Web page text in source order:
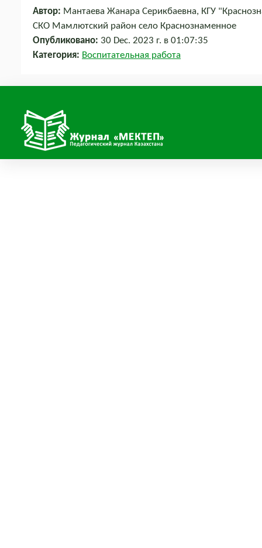
Автор: Мантаева Жанара Серикбаевна, КГУ
СКО Мамлютский район село Краснознаменное
Опубликовано: 30 Dec. 2023 г. в 01:07:35
Категория: Воспитательная работа